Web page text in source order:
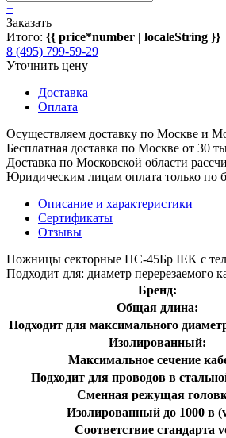
+
Заказать
Итого: {{ price*number | localeString }}
8 (495) 799-59-29
Уточнить цену
Доставка
Оплата
Осуществляем доставку по Москве и
Бесплатная доставка по Москве от 30
Доставка по Московской области
Юридическим лицам оплата только по
Описание и характеристики
Сертификаты
Отзывы
Ножницы секторные НС-45Бр IEK с
Подходит для: диаметр перерезаемого
Бренд:
Общая длина:
Подходит для максимального
Изолированный:
Максимальное сечение
Подходит для проводов в
Сменная режущая
Изолированный до 1000 в
Соответствие стандарта